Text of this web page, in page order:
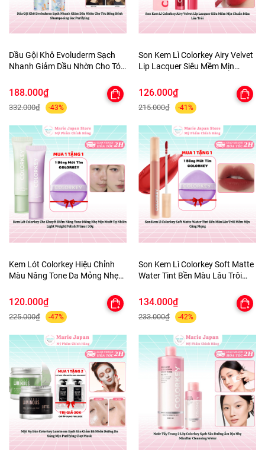
Dầu Gội Khô Evoluderm Sạch
Nhanh Giảm Dầu Nhờn Cho Tóc
Purifying
188.000₫
332.000₫ -43%
Son Kem Lì Colorkey Airy Velvet
Lip Lacquer Siêu Mềm Mịn
126.000₫
215.000₫ -41%
Kem Lót Colorkey Hiệu Chỉnh
Màu Nâng Tone Da Mỏng Nhẹ
Primer 30g - TẶNG 1 BÔNG MÚT
120.000₫
225.000₫ -47%
Son Kem Lì Colorkey Soft Matte
Water Tint Bền Màu Lâu Trôi
MÚT TÍM
134.000₫
233.000₫ -42%